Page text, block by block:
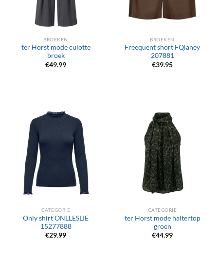
BROEKEN
ter Horst mode culotte
broek
€49.99
BROEKEN
Freequent short FQlaney
207881
€39.95
CATEGORIE
Only shirt ONLLESLIE
15277888
€29.99
CATEGORIE
ter Horst mode haltertop
groen
€44.99